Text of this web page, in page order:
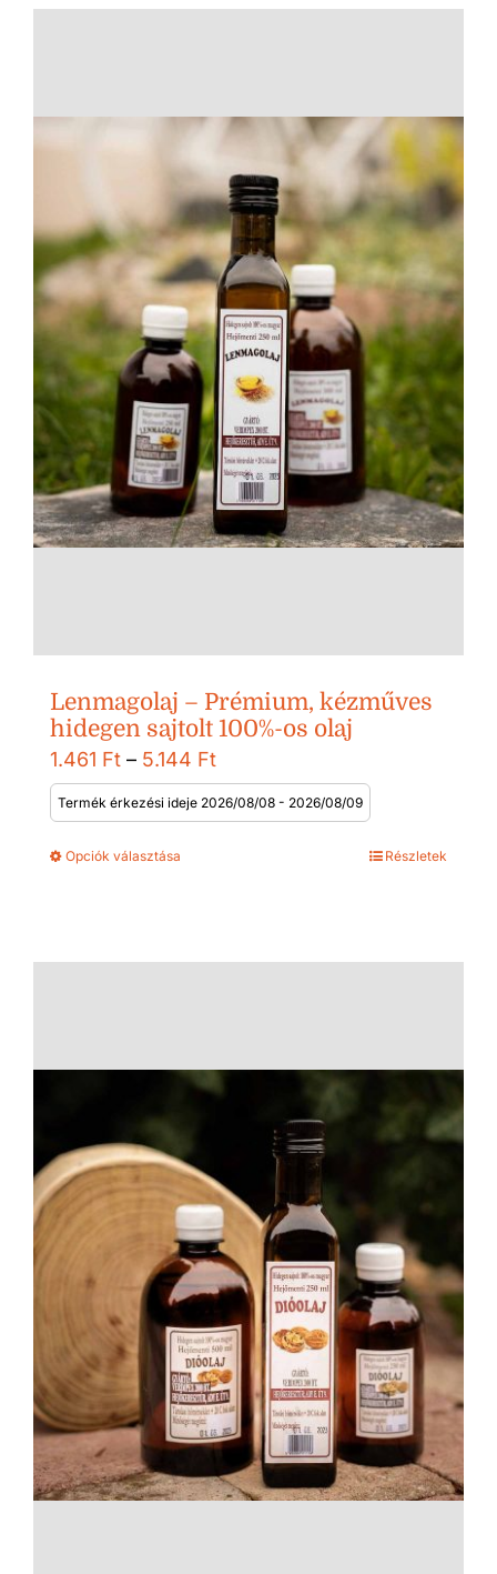
Lenmagolaj – Prémium, kézműves
hidegen sajtolt 100%-os olaj
1.461 Ft – 5.144 FtÁrtartomány:
1.461 Ft
-
Termék érkezési ideje 2026/08/08 - 2026/08/09
Opciók választása Részletek